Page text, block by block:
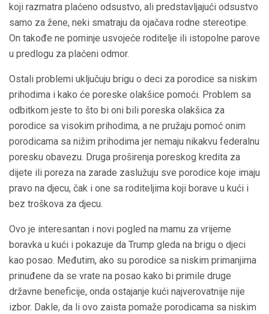
koji razmatra plaćeno odsustvo, ali predstavljajući odsustvo
samo za žene, neki smatraju da ojačava rodne stereotipe.
On takođe ne pominje usvojeće roditelje ili istopolne parove
u predlogu za plaćeni odmor.
Ostali problemi uključuju brigu o deci za porodice sa niskim
prihodima i kako će poreske olakšice pomoći. Problem sa
odbitkom jeste to što bi oni bili poreska olakšica za
porodice sa visokim prihodima, a ne pružaju pomoć onim
porodicama sa nižim prihodima jer nemaju nikakvu federalnu
poresku obavezu. Druga proširenja poreskog kredita za
dijete ili poreza na zarade zaslužuju sve porodice koje imaju
pravo na djecu, čak i one sa roditeljima koji borave u kući i
bez troškova za djecu.
Ovo je interesantan i novi pogled na mamu za vrijeme
boravka u kući i pokazuje da Trump gleda na brigu o djeci
kao posao. Međutim, ako su porodice sa niskim primanjima
prinuđene da se vrate na posao kako bi primile druge
državne beneficije, onda ostajanje kući najverovatnije nije
izbor. Dakle, da li ovo zaista pomaže porodicama sa niskim